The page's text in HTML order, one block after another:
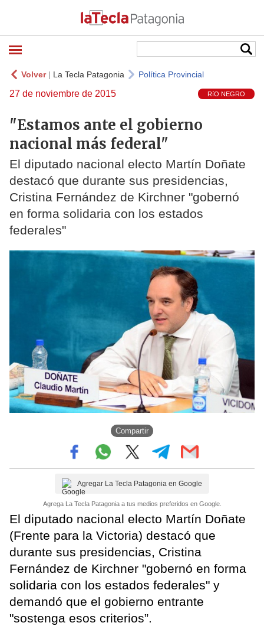
Volver| La Tecla Patagonia Política Provincial
27 de noviembre de 2015 RíO NEGRO
"Estamos ante el gobierno
nacional más federal"
El diputado nacional electo Martín Doñate
destacó que durante sus presidencias,
Cristina Fernández de Kirchner "gobernó
en forma solidaria con los estados
federales"
Compartir
Agregar La Tecla Patagonia en Google
Agrega La Tecla Patagonia a tus medios preferidos en Google.
El diputado nacional electo Martín Doñate
(Frente para la Victoria) destacó que
durante sus presidencias, Cristina
Fernández de Kirchner "gobernó en forma
solidaria con los estados federales" y
demandó que el gobierno entrante
"sostenga esos criterios”.